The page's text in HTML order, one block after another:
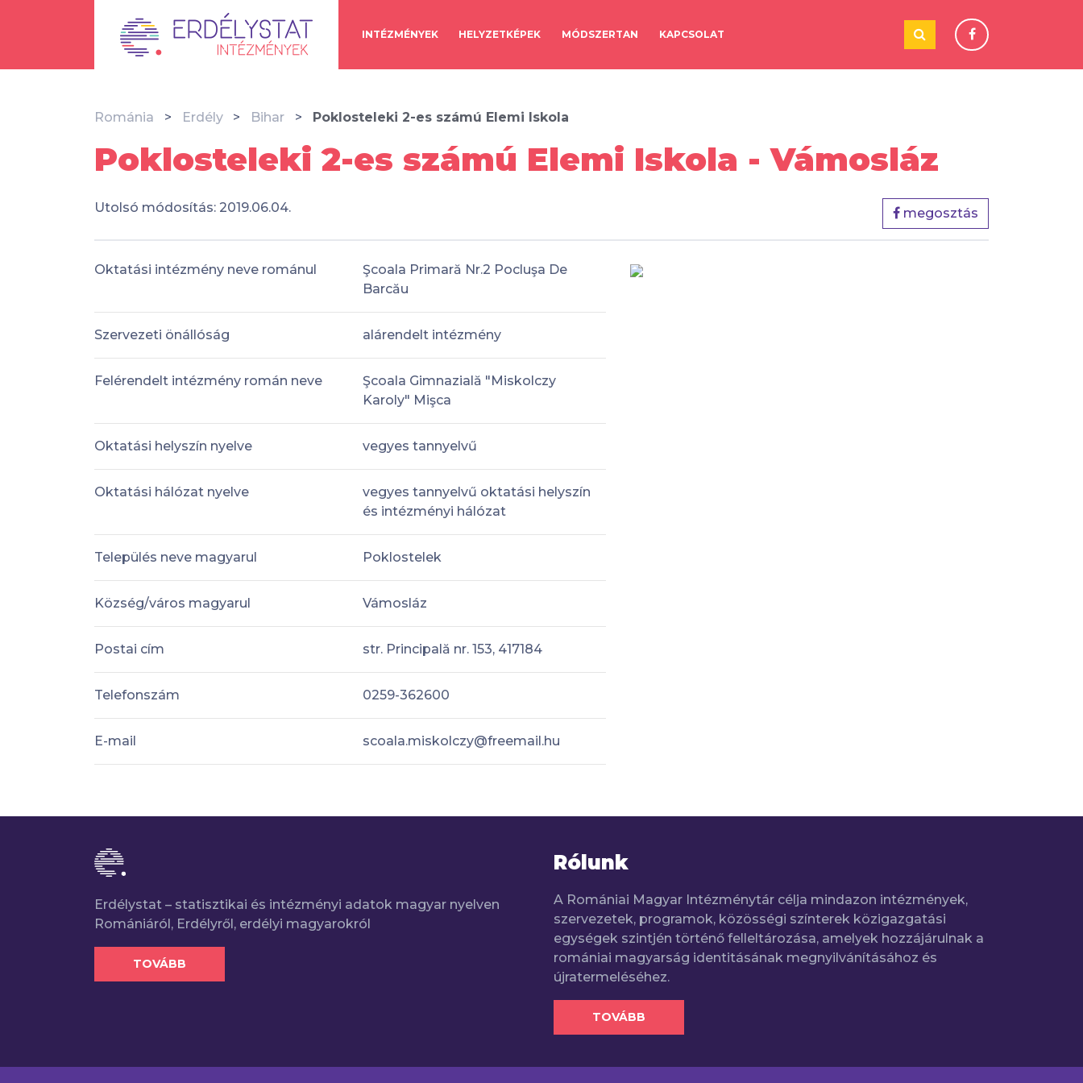
INTÉZMÉNYEK HELYZETKÉPEK MÓDSZERTAN KAPCSOLAT
Románia Erdély Bihar Poklosteleki 2-es számú Elemi Iskola
Poklosteleki 2-es számú Elemi Iskola - Vámosláz
Utolsó módosítás: 2019.06.04. megosztás
Oktatási intézmény neve románul
Şcoala Primară Nr.2 Pocluşa De
Barcău
Szervezeti önállóság alárendelt intézmény
Felérendelt intézmény román neve
Şcoala Gimnazială "Miskolczy
Karoly" Mişca
Oktatási helyszín nyelve vegyes tannyelvű
Oktatási hálózat nyelve
vegyes tannyelvű oktatási helyszín
és intézményi hálózat
Település neve magyarul Poklostelek
Község/város magyarul Vámosláz
Postai cím str. Principală nr. 153, 417184
Telefonszám 0259-362600
E-mail scoala.miskolczy@freemail.hu
Erdélystat – statisztikai és intézményi adatok magyar nyelven
Romániáról, Erdélyről, erdélyi magyarokról
TOVÁBB
Rólunk
A Romániai Magyar Intézménytár célja mindazon intézmények,
szervezetek, programok, közösségi színterek közigazgatási
egységek szintjén történő felleltározása, amelyek hozzájárulnak a
romániai magyarság identitásának megnyilvánításához és
újratermeléséhez.
TOVÁBB